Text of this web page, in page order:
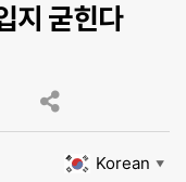
지 굳힌다
Korean ▼